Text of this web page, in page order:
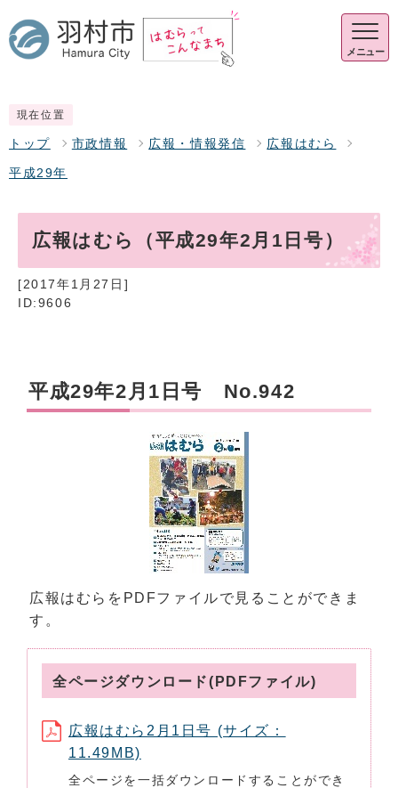
メニュー
現在位置
トップ 市政情報 広報・情報発信 広報はむら
平成29年
広報はむら（平成29年2月1日号）
[2017年1月27日]
ID:9606
平成29年2月1日号 No.942
広報はむらをPDFファイルで見ることができま
す。
全ページダウンロード(PDFファイル)
広報はむら2月1日号 (サイズ：
11.49MB)
全ページを一括ダウンロードすることができ